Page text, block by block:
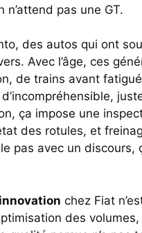
pas une GT.
des autos qui ont
Avec l’âge, ces
de trains avant
ça impose une
des rotules, et
pas avec un discours,
innovation chez Fiat
des